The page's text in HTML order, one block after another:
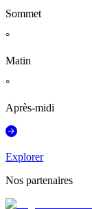
Sommet
°
Matin
°
Après-midi
Explorer
Nos partenaires